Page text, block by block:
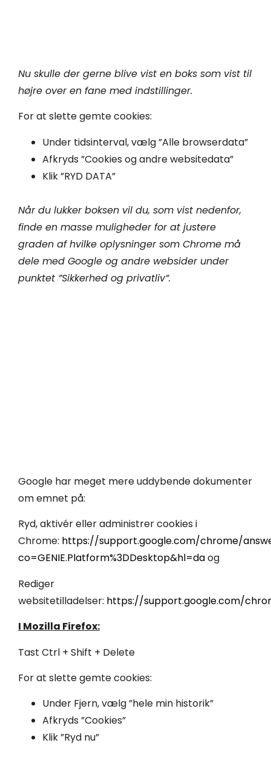
Nu skulle der gerne blive vist en boks som vist til
højre over en fane med indstillinger.
For at slette gemte cookies:
Under tidsinterval, vælg ”Alle browserdata”
Afkryds ”Cookies og andre websitedata”
Klik ”RYD DATA”
Når du lukker boksen vil du, som vist nedenfor,
finde en masse muligheder for at justere
graden af hvilke oplysninger som Chrome må
dele med Google og andre websider under
punktet ”Sikkerhed og privatliv”.
Google har meget mere uddybende dokumenter
om emnet på:
Ryd, aktivér eller administrer cookies i
Chrome: https://support.google.com/chrome/
co=GENIE.Platform%3DDesktop&hl=daog
Rediger
websitetilladelser: https://support.google.com/
I Mozilla Firefox:
Tast Ctrl + Shift + Delete
For at slette gemte cookies:
Under Fjern, vælg ”hele min historik”
Afkryds ”Cookies”
Klik ”Ryd nu”